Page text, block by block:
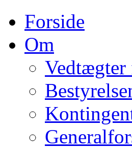
til
indholdForside
Om
Vedtægter